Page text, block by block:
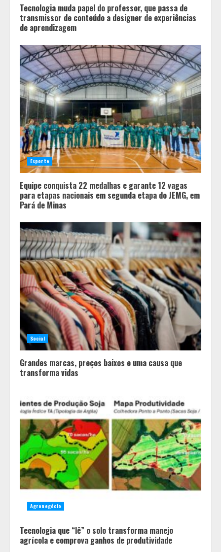
Tecnologia muda papel do professor, que passa de
transmissor de conteúdo a designer de experiências
de aprendizagem
Esporte
Equipe conquista 22 medalhas e garante 12 vagas
para etapas nacionais em segunda etapa do JEMG, em
Pará de Minas
Social
Grandes marcas, preços baixos e uma causa que
transforma vidas
Agronegócio
Tecnologia que “lê” o solo transforma manejo
agrícola e comprova ganhos de produtividade